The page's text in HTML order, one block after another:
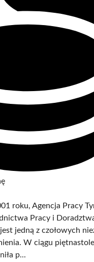
roku, Agencja Pracy
Pracy i
jedną z czołowych
W ciągu
p...